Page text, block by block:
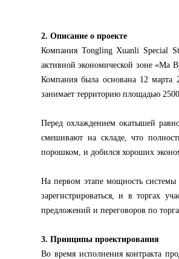
2. Описание о проекте
Компания Tongling Xuanli Special
активной экономической зоне «Ма
Компания была основана 12
занимает территорию площадью
Перед охлаждением окатышей
смешивают на складе, что
порошком, и добился хороших
На первом этапе мощность
зарегистрироваться, и в торгах
предложений и переговоров по
3. Принципы проектирования
Во время исполнения контракта